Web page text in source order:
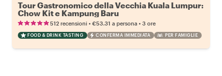
Tour Gastronomico della Vecchia Kuala Lumpur:
Chow Kit e Kampung Baru
512 recensioni • €53.31 a persona • 3 ore
FOOD & DRINK TASTING CONFERMA IMMEDIATA PER FAMIGLIE